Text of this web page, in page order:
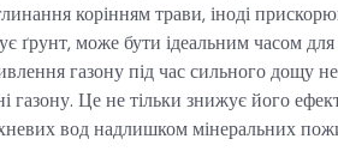
корінням трави, іноді
ґрунт, може бути ідеальним часом
газону під час сильного дощу
газону. Це не тільки знижує його
вод надлишком мінеральних